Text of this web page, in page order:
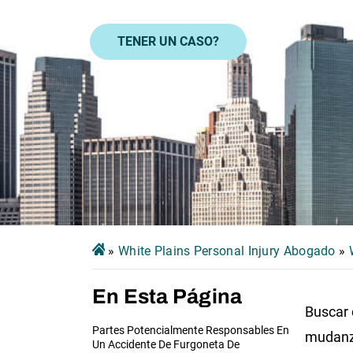
TENER UN CASO?
» White Plains Personal Injury Abogado »
En Esta Página
Partes Potencialmente Responsables En
Un Accidente De Furgoneta De
Buscar